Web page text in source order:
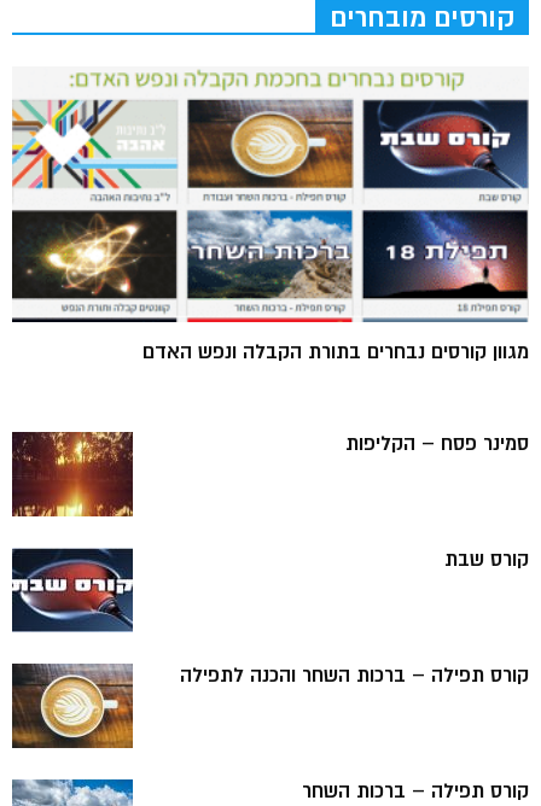
קורסים מובחרים
מגוון קורסים נבחרים בתורת הקבלה ונפש האדם
סמינר פסח – הקליפות
קורס שבת
קורס תפילה – ברכות השחר והכנה לתפילה
קורס תפילה – ברכות השחר